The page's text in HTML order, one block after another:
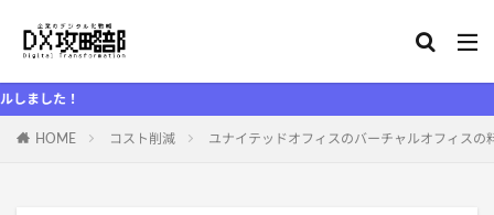
HOME コスト削減 ユナイテッドオフィスのバーチャルオフィス